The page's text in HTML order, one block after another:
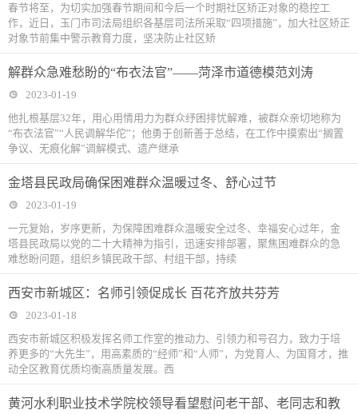
春节将至，为切实加强春节期间和今后一个时期社区矫正对象的稳控工
作，近日，玉门市司法局组织各基层司法所采取“四项措施”，加大社区矫正
对象节前集中警示教育力度，坚决防止社区矫
解群众急难愁盼的“布衣法官”——菏泽市道德模范刘涛
2023-01-19
他扎根基层32年，用心用情用力为群众纾困排忧解难，被群众亲切地称为
“布衣法官”“人民调解华佗”；他勇于创新善于总结，在工作中摸索出“搁置
争议、无痕化解”调解模式、遗产继承
金塔县民政局确保困难群众温暖过冬、舒心过节
2023-01-19
一元复始，岁序更新，为保障困难群众温暖安全过冬、幸福安心过年，金
塔县民政局以党的二十大精神为指引，迅速安排部署，聚焦困难群众的急
难愁盼问题，组织乡镇民政干部、村组干部，持续
西安市新城区：名师引领促成长 百花齐放共芬芳
2023-01-18
西安市新城区积极发挥名师工作室的推动力、引领力和号召力，致力于培
养更多的“大先生”，用高素质的“经师”和“人师”，为党育人、为国育才，推
动全区教育优质均衡高质量发展。西
黄河水利职业技术学院校领导看望慰问老干部、老同志和教